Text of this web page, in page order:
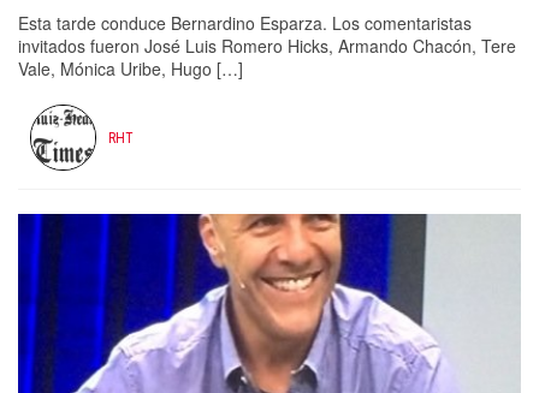
Esta tarde conduce Bernardino Esparza. Los comentaristas
invitados fueron José Luis Romero Hicks, Armando Chacón, Tere
Vale, Mónica Uribe, Hugo […]
RHT